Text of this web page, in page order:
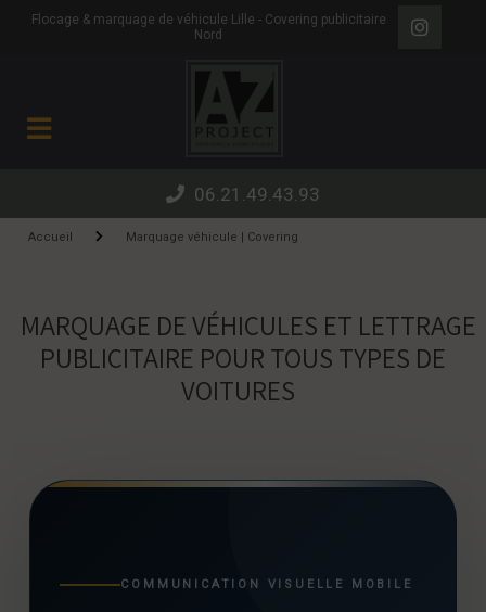
Flocage & marquage de véhicule Lille - Covering publicitaire
Nord
06.21.49.43.93
Accueil Marquage véhicule | Covering
MARQUAGE DE VÉHICULES ET LETTRAGE
PUBLICITAIRE POUR TOUS TYPES DE
VOITURES
COMMUNICATION VISUELLE MOBILE
Panneau de gestion des cookies